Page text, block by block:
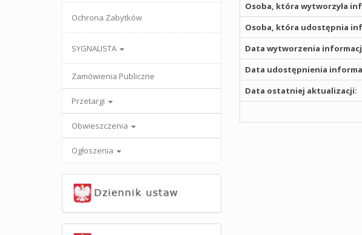
Ochrona Zabytków
SYGNALISTA
Zamówienia Publiczne
Przetargi
Obwieszczenia
Ogłoszenia
Osoba, która wytworzyła
Osoba, która udostępnia
Data wytworzenia
Data udostępnienia
Data ostatniej aktualizacji: